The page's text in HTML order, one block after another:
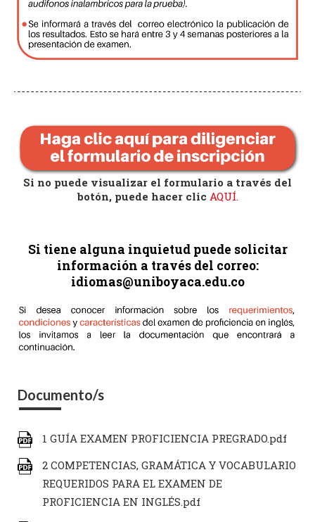
Si no puede visualizar el formulario a través del
botón, puede hacer clic AQUÍ.
Si tiene alguna inquietud puede solicitar
información a través del correo:
idiomas@uniboyaca.edu.co
Documento/s
1 GUÍA EXAMEN PROFICIENCIA PREGRADO.pdf
2 COMPETENCIAS, GRAMÁTICA Y VOCABULARIO
REQUERIDOS PARA EL EXAMEN DE
PROFICIENCIA EN INGLÉS.pdf